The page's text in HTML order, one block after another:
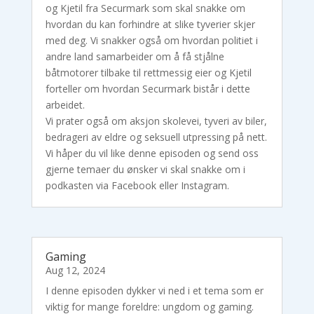
og Kjetil fra Securmark som skal snakke om
hvordan du kan forhindre at slike tyverier skjer
med deg. Vi snakker også om hvordan politiet i
andre land samarbeider om å få stjålne
båtmotorer tilbake til rettmessig eier og Kjetil
forteller om hvordan Securmark bistår i dette
arbeidet.
Vi prater også om aksjon skolevei, tyveri av biler,
bedrageri av eldre og seksuell utpressing på nett.
Vi håper du vil like denne episoden og send oss
gjerne temaer du ønsker vi skal snakke om i
podkasten via Facebook eller Instagram.
Gaming
Aug 12, 2024
I denne episoden dykker vi ned i et tema som er
viktig for mange foreldre: ungdom og gaming.